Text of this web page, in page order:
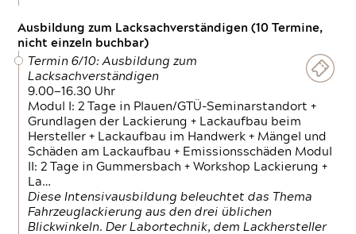
Ausbildung zum Lacksachverständigen (10 Termine,
nicht einzeln buchbar)
Termin 6/10: Ausbildung zum
Lacksachverständigen
9.00—16.30 Uhr
Modul I: 2 Tage in Plauen/GTÜ-Seminarstandort +
Grundlagen der Lackierung + Lackaufbau beim
Hersteller + Lackaufbau im Handwerk + Mängel und
Schäden am Lackaufbau + Emissionsschäden Modul
II: 2 Tage in Gummersbach + Workshop Lackierung +
La…
Diese Intensivausbildung beleuchtet das Thema
Fahrzeuglackierung aus den drei üblichen
Blickwinkeln. Der Labortechnik, dem Lackhersteller